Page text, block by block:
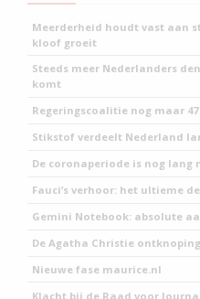
Meerderheid houdt vast aan
kloof groeit
Steeds meer Nederlanders
komt
Regeringscoalitie nog maar
Stikstof verdeelt Nederland
De coronaperiode is nog lang
Fauci’s verhoor: het ultieme
Gemini Notebook: absolute
De Agatha Christie
Nieuwe fase maurice.nl
Klacht bij de Raad voor